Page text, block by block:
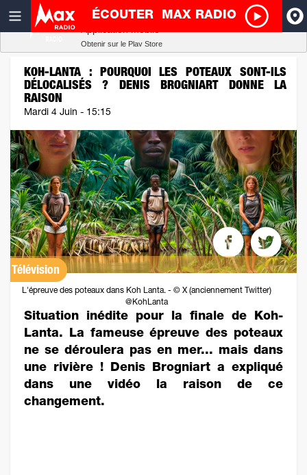
ÉCOUTER MAX RADIO
KOH-LANTA : POURQUOI LES POTEAUX SONT-ILS
DÉLOCALISÉS ? DENIS BROGNIART DONNE LA
RAISON
Mardi 4 Juin - 15:15
Télévision
L'épreuve des poteaux dans Koh Lanta. - © X (anciennement Twitter)
@KohLanta
Situation inédite pour la finale de Koh-
Lanta. La fameuse épreuve des poteaux
ne se déroulera pas en mer... mais dans
une rivière ! Denis Brogniart a expliqué
dans une vidéo la raison de ce
changement.
Radio SCOOP
Obtenir sur le Play Store
Télécharger